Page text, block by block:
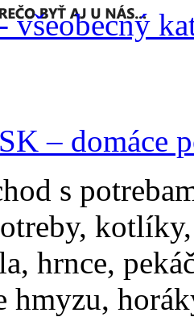
všeobecný
– domáce
s
hrnce,
hmyzu,